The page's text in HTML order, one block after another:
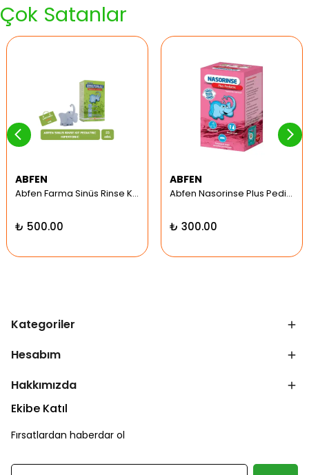
Çok Satanlar
ABFEN
Abfen Farma Sinüs Rinse Kit Pediatrik Hipertonic
₺ 500.00
ABFEN
Abfen Nasorinse Plus Pediatrik Burun Yıkama Kiti
₺ 300.00
Kategoriler
Hesabım
Hakkımızda
Ekibe Katıl
Fırsatlardan haberdar ol